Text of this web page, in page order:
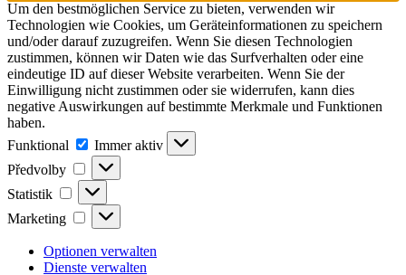
Um den bestmöglichen Service zu bieten, verwenden wir
Technologien wie Cookies, um Geräteinformationen zu speichern
und/oder darauf zuzugreifen. Wenn Sie diesen Technologien
zustimmen, können wir Daten wie das Surfverhalten oder eine
eindeutige ID auf dieser Website verarbeiten. Wenn Sie der
Einwilligung nicht zustimmen oder sie widerrufen, kann dies
negative Auswirkungen auf bestimmte Merkmale und Funktionen
haben.
Funktional
Funktional
Immer aktiv
Předvolby
Předvolby
Statistik Statistik
Marketing Marketing
Optionen verwalten
Dienste verwalten